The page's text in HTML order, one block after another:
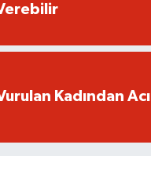
Kadından Acı